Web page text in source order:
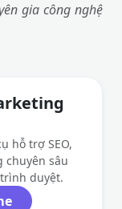
gia công nghệ
hỗ trợ SEO,
chuyên sâu
duyệt.